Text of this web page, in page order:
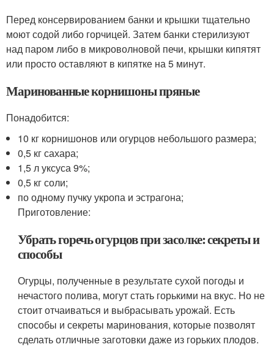
Перед консервированием банки и крышки тщательно
моют содой либо горчицей. Затем банки стерилизуют
над паром либо в микроволновой печи, крышки кипятят
или просто оставляют в кипятке на 5 минут.
Маринованные корнишоны пряные
Понадобится:
10 кг корнишонов или огурцов небольшого размера;
0,5 кг сахара;
1,5 л уксуса 9%;
0,5 кг соли;
по одному пучку укропа и эстрагона;
Приготовление:
Убрать горечь огурцов при засолке: секреты и
способы
Огурцы, полученные в результате сухой погоды и
нечастого полива, могут стать горькими на вкус. Но не
стоит отчаиваться и выбрасывать урожай. Есть
способы и секреты маринования, которые позволят
сделать отличные заготовки даже из горьких плодов.